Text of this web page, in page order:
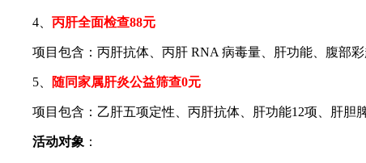
4、 丙肝全面检查88元
项目包含：丙肝抗体、丙肝 RNA 病毒量、肝功能、腹部彩
5、 随同家属肝炎公益筛查0元
项目包含：乙肝五项定性、丙肝抗体、肝功能12项、肝胆脾
活动对象 ：